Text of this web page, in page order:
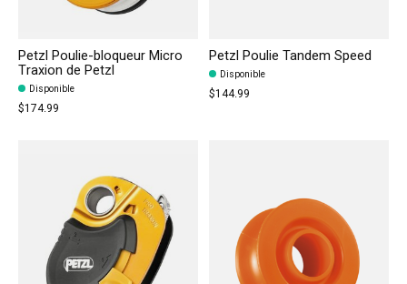
Petzl Poulie-bloqueur Micro
Traxion de Petzl
Disponible
$174.99
Petzl Poulie Tandem Speed
Disponible
$144.99